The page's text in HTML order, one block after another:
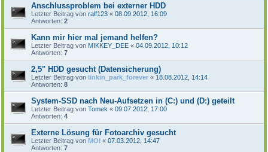
Anschlussproblem bei externer HDD
Letzter Beitrag von ralf123 « 08.09.2012, 16:09
Antworten: 2
Kann mir hier mal jemand helfen?
Letzter Beitrag von MIKKEY_DEE « 04.09.2012, 10:12
Antworten: 7
2,5" HDD gesucht (Datensicherung)
Letzter Beitrag von linkin_park_forever « 18.08.2012, 14:14
Antworten: 8
System-SSD nach Neu-Aufsetzen in (C:) und (D:) geteilt
Letzter Beitrag von Tomek « 09.07.2012, 17:00
Antworten: 4
Externe Lösung für Fotoarchiv gesucht
Letzter Beitrag von MOI « 07.03.2012, 14:47
Antworten: 7